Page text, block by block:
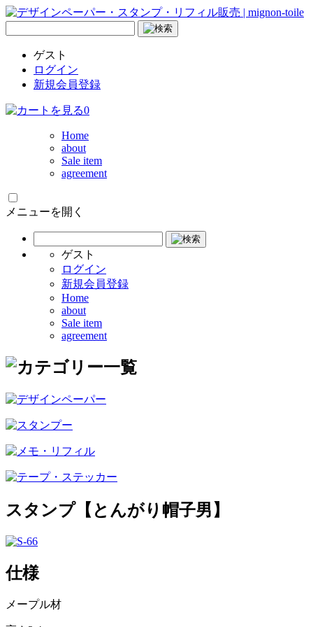
ゲスト
ログイン
新規会員登録
0
Home
about
Sale item
agreement
メニューを開く
ゲスト
ログイン
新規会員登録
Home
about
Sale item
agreement
スタンプ【とんがり帽子男】
仕様
メープル材